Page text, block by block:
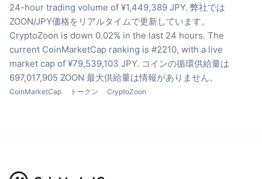
24-hour trading volume of ¥1,449,389 JPY. 弊社では
ZOON/JPY価格をリアルタイムで更新しています。
CryptoZoon is down 0.02% in the last 24 hours. The
current CoinMarketCap ranking is #2210, with a live
market cap of ¥79,539,103 JPY. コインの循環供給量は
697,017,905 ZOON 最大供給量は情報がありません。
CoinMarketCap トークン CryptoZoon